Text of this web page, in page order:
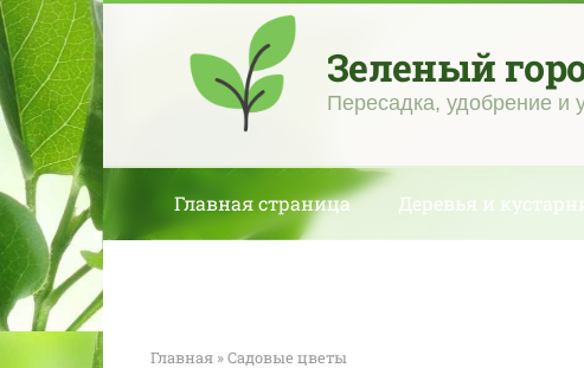
Перейти
к
контенту
Зеленый
Пересадка, удобрение и
Главная страница Деревья и
Главная »Садовые цветы